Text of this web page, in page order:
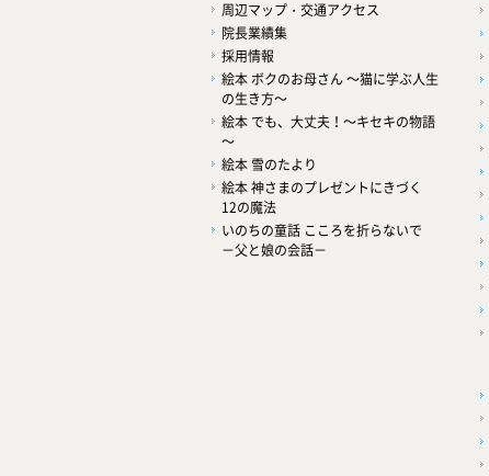
周辺マップ・交通アクセス
院長業績集
採用情報
絵本 ボクのお母さん ～猫に学ぶ人生
の生き方～
絵本 でも、大丈夫！～キセキの物語
～
絵本 雪のたより
絵本 神さまのプレゼントにきづく
12の魔法
いのちの童話 こころを折らないで
－父と娘の会話－